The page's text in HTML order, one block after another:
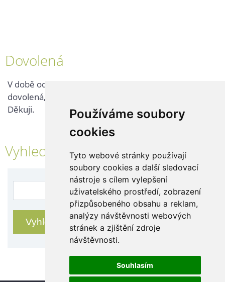
Používáme soubory
cookies
Tyto webové stránky používají
soubory cookies a další sledovací
nástroje s cílem vylepšení
uživatelského prostředí, zobrazení
přizpůsobeného obsahu a reklam,
analýzy návštěvnosti webových
stránek a zjištění zdroje
návštěvnosti.
Souhlasím
Dovolená
V době od 25. 7. - 2. 8. 2026 probíhá v naší firmě
dovolená, kontaktujte nás až po jejím ukončení.
Děkuji.
Vyhledávání